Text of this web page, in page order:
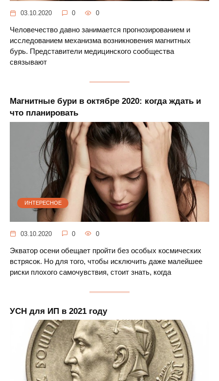
03.10.2020 0 0
Человечество давно занимается прогнозированием и
исследованием механизма возникновения магнитных
бурь. Представители медицинского сообщества
связывают
Магнитные бури в октябре 2020: когда ждать и
что планировать
ИНТЕРЕСНОЕ
03.10.2020 0 0
Экватор осени обещает пройти без особых космических
встрясок. Но для того, чтобы исключить даже малейшее
риски плохого самочувствия, стоит знать, когда
УСН для ИП в 2021 году